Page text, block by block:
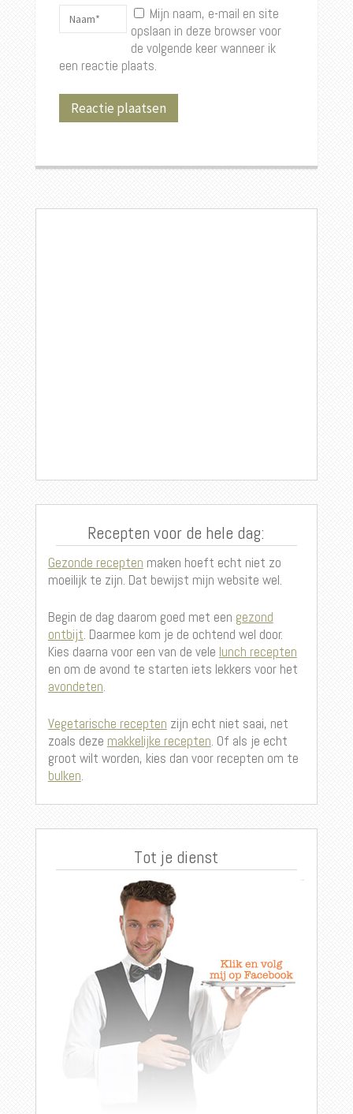
Mijn naam, e-mail en site
opslaan in deze browser voor
de volgende keer wanneer ik
een reactie plaats.
Recepten voor de hele dag:
Gezonde recepten maken hoeft echt niet zo
moeilijk te zijn. Dat bewijst mijn website wel.
Begin de dag daarom goed met een gezond
ontbijt. Daarmee kom je de ochtend wel door.
Kies daarna voor een van de vele lunch recepten
en om de avond te starten iets lekkers voor het
avondeten.
Vegetarische recepten zijn echt niet saai, net
zoals deze makkelijke recepten. Of als je echt
groot wilt worden, kies dan voor recepten om te
bulken.
Tot je dienst